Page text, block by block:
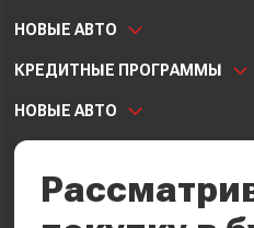
НОВЫЕ АВТО
КРЕДИТНЫЕ ПРОГРАММЫ
НОВЫЕ АВТО